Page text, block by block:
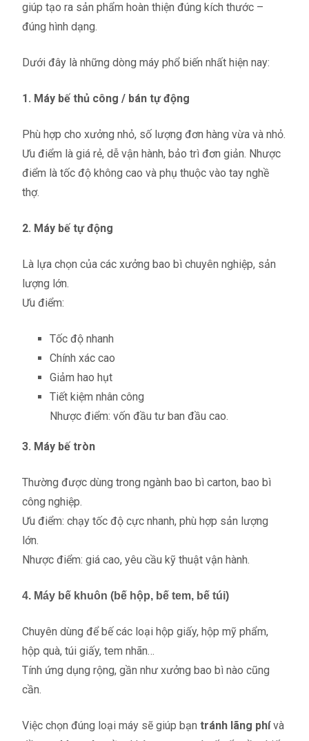
giúp tạo ra sản phẩm hoàn thiện đúng kích thước –
đúng hình dạng.
Dưới đây là những dòng máy phổ biến nhất hiện nay:
1. Máy bế thủ công / bán tự động
Phù hợp cho xưởng nhỏ, số lượng đơn hàng vừa và nhỏ.
Ưu điểm là giá rẻ, dễ vận hành, bảo trì đơn giản. Nhược
điểm là tốc độ không cao và phụ thuộc vào tay nghề
thợ.
2. Máy bế tự động
Là lựa chọn của các xưởng bao bì chuyên nghiệp, sản
lượng lớn.
Ưu điểm:
Tốc độ nhanh
Chính xác cao
Giảm hao hụt
Tiết kiệm nhân công
Nhược điểm: vốn đầu tư ban đầu cao.
3. Máy bế tròn
Thường được dùng trong ngành bao bì carton, bao bì
công nghiệp.
Ưu điểm: chạy tốc độ cực nhanh, phù hợp sản lượng
lớn.
Nhược điểm: giá cao, yêu cầu kỹ thuật vận hành.
4. Máy bế khuôn (bế hộp, bế tem, bế túi)
Chuyên dùng để bế các loại hộp giấy, hộp mỹ phẩm,
hộp quà, túi giấy, tem nhãn…
Tính ứng dụng rộng, gần như xưởng bao bì nào cũng
cần.
Việc chọn đúng loại máy sẽ giúp bạn tránh lãng phívà